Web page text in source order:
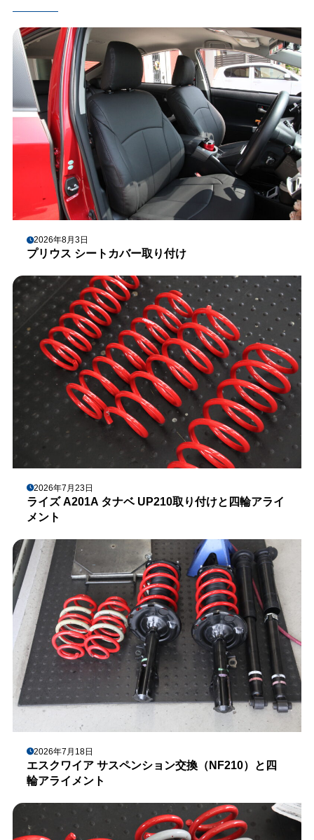
2026年8月3日
プリウス シートカバー取り付け
2026年7月23日
ライズ A201A タナベ UP210取り付けと四輪アライ
メント
2026年7月18日
エスクワイア サスペンション交換（NF210）と四
輪アライメント